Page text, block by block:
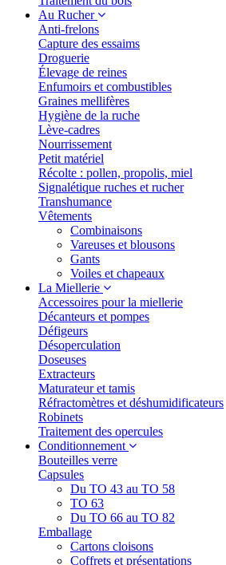
Au Rucher
Anti-frelons
Capture des essaims
Droguerie
Élevage de reines
Enfumoirs et combustibles
Graines mellifères
Hygiène de la ruche
Lève-cadres
Nourrissement
Petit matériel
Récolte : pollen, propolis, miel
Signalétique ruches et rucher
Transhumance
Vêtements
Combinaisons
Vareuses et blousons
Gants
Voiles et chapeaux
La Miellerie
Accessoires pour la miellerie
Décanteurs et pompes
Défigeurs
Désoperculation
Doseuses
Extracteurs
Maturateur et tamis
Réfractomètres et déshumidificateurs
Robinets
Traitement des opercules
Conditionnement
Bouteilles verre
Capsules
Du TO 43 au TO 58
TO 63
Du TO 66 au TO 82
Emballage
Cartons cloisons
Coffrets et présentations